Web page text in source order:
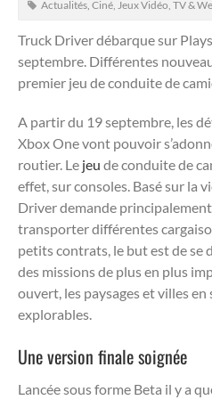
Actualités Ciné, Jeux Vidéo, TV &
Truck Driver débarque sur
septembre. Différentes
premier jeu de conduite de
A partir du 19 septembre, les
Xbox One vont pouvoir
routier. Le jeu de conduite de
effet, sur consoles. Basé sur la
Driver demande
transporter différentes
petits contrats, le but est de se
des missions de plus en plus
ouvert, les paysages et villes
explorables.
Une version finale soignée
Lancée sous forme Beta il y a